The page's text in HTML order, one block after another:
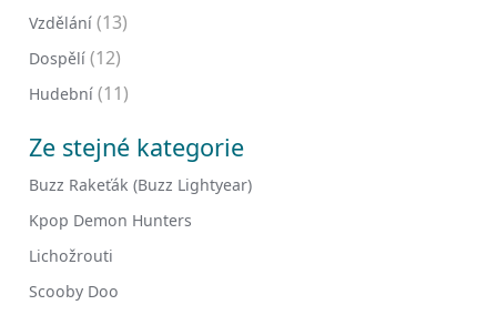
Vzdělání (13)
Dospělí (12)
Hudební (11)
Ze stejné kategorie
Buzz Rakeťák (Buzz Lightyear)
Kpop Demon Hunters
Lichožrouti
Scooby Doo